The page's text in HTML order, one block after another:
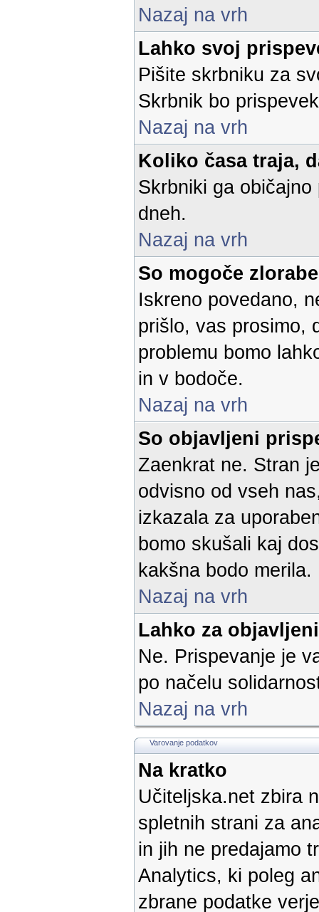
Nazaj na vrh
Lahko svoj
Pišite skrbniku za
Skrbnik bo
Nazaj na vrh
Koliko časa traja,
Skrbniki ga
dneh.
Nazaj na vrh
So mogoče
Iskreno povedano,
prišlo, vas prosimo,
problemu bomo
in v bodoče.
Nazaj na vrh
So objavljeni
Zaenkrat ne. Stran
odvisno od vseh
izkazala za
bomo skušali kaj
kakšna bodo merila.
Nazaj na vrh
Lahko za
Ne. Prispevanje je
po načelu
Nazaj na vrh
Varovanje podatkov
Na kratko
Učiteljska.net zbira
spletnih strani za
in jih ne predajamo
Analytics, ki poleg
zbrane podatke